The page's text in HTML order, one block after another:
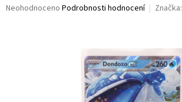
Průměrné
Neohodnoceno Podrobnosti hodnocení Značka: